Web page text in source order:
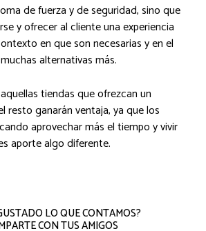
de fuerza y de seguridad, sino que
y ofrecer al cliente una experiencia
en que son necesarias y en el
alternativas más.
tiendas que ofrezcan un
resto ganarán ventaja, ya que los
aprovechar más el tiempo y vivir
aporte algo diferente.
LO QUE CONTAMOS?
CON TUS AMIGOS